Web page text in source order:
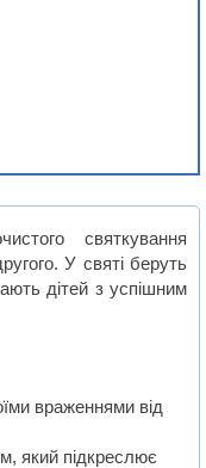
святкування
У святі беруть
дітей з успішним
враженнями від
який підкреслює